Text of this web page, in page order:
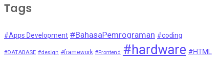
Tags
#Apps Development #BahasaPemrograman #coding
#DATABASE #design #framework #Frontend #hardware #HTML